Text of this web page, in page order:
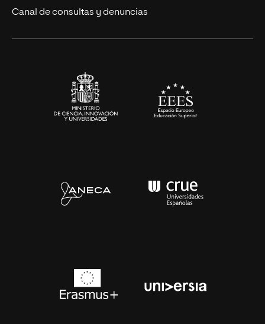
Eventos
Canal de consultas y denuncias